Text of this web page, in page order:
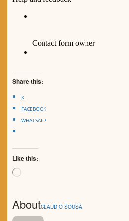
Share this:
X
FACEBOOK
WHATSAPP
Like this:
Loading…
AboutCLAUDIO SOUSA